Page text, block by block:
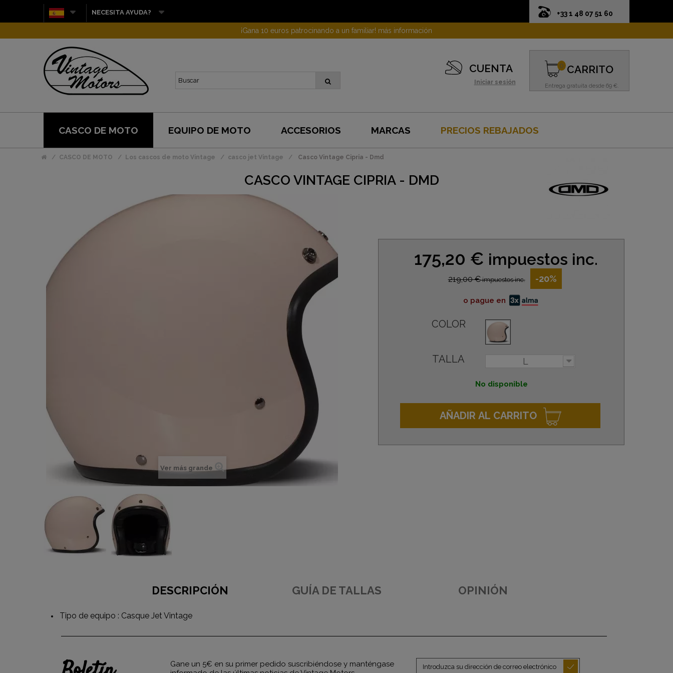
+33 1 48 07 51 60
NECESITA AYUDA?
¡Gana 10 euros patrocinando a un familiar! más información
CUENTA
Iniciar sesión
CARRITO
Entrega gratuita desde 69 €.
0
CASCO DE MOTO EQUIPO DE MOTO ACCESORIOS MARCAS PRECIOS REBAJADOS
CASCO DE MOTO Los cascos de moto Vintage casco jet Vintage Casco Vintage Cipria - Dmd
CASCO VINTAGE CIPRIA - DMD
Ver más grande
175,20 € impuestos inc.
219,00 €impuestos inc. -20%
o pague en
COLOR
TALLA L
No disponible
AÑADIR AL CARRITO
DESCRIPCIÓN GUÍA DE TALLAS OPINIÓN
Tipo de equipo : Casque Jet Vintage
Gane un 5€ en su primer pedido suscribiéndose y manténgase